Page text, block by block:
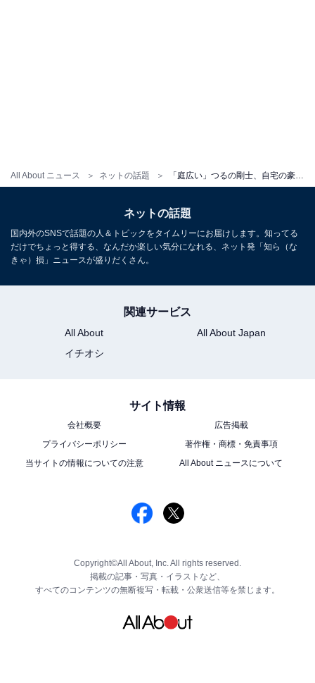
All About ニュース ネットの話題
ネットの話題
国内外のSNSで話題の人＆トピックをタイムリーにお届けします。知ってる
だけでちょっと得する、なんだか楽しい気分になれる、ネット発「知ら（な
きゃ）損」ニュースが盛りだくさん。
関連サービス
All About
All About Japan
イチオシ
サイト情報
会社概要
広告掲載
プライバシーポリシー
著作権・商標・免責事項
当サイトの情報についての注意
All About ニュースについて
Copyright©All About, Inc. All rights reserved.
掲載の記事・写真・イラストなど、
すべてのコンテンツの無断複写・転載・公衆送信等を禁じます。